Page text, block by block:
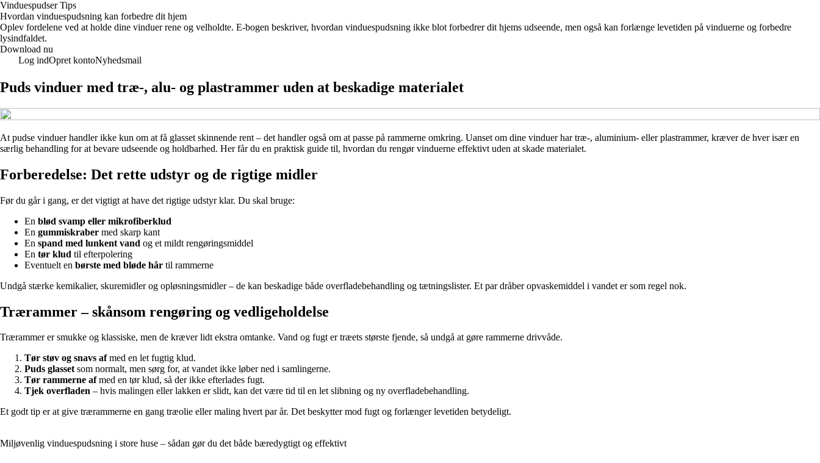
Vinduespudser Tips
Hvordan vinduespudsning kan forbedre dit hjem
Oplev fordelene ved at holde dine vinduer rene og velholdte. E-bogen beskriver, hvordan vinduespudsning ikke blot forbedrer dit hjems udseende, men også kan forlænge levetiden på vinduerne og forbedre
lysindfaldet.
Download nu
Log indOpret kontoNyhedsmail
Puds vinduer med træ-, alu- og plastrammer uden at beskadige materialet
At pudse vinduer handler ikke kun om at få glasset skinnende rent – det handler også om at passe på rammerne omkring. Uanset om dine vinduer har træ-, aluminium- eller plastrammer, kræver de hver især en
særlig behandling for at bevare udseende og holdbarhed. Her får du en praktisk guide til, hvordan du rengør vinduerne effektivt uden at skade materialet.
Forberedelse: Det rette udstyr og de rigtige midler
Før du går i gang, er det vigtigt at have det rigtige udstyr klar. Du skal bruge:
En blød svamp eller mikrofiberklud
En gummiskraber med skarp kant
En spand med lunkent vand og et mildt rengøringsmiddel
En tør klud til efterpolering
Eventuelt en børste med bløde hår til rammerne
Undgå stærke kemikalier, skuremidler og opløsningsmidler – de kan beskadige både overfladebehandling og tætningslister. Et par dråber opvaskemiddel i vandet er som regel nok.
Trærammer – skånsom rengøring og vedligeholdelse
Trærammer er smukke og klassiske, men de kræver lidt ekstra omtanke. Vand og fugt er træets største fjende, så undgå at gøre rammerne drivvåde.
Tør støv og snavs afmed en let fugtig klud.
Puds glassetsom normalt, men sørg for, at vandet ikke løber ned i samlingerne.
Tør rammerne afmed en tør klud, så der ikke efterlades fugt.
Tjek overfladen – hvis malingen eller lakken er slidt, kan det være tid til en let slibning og ny overfladebehandling.
Et godt tip er at give trærammerne en gang træolie eller maling hvert par år. Det beskytter mod fugt og forlænger levetiden betydeligt.
Miljøvenlig vinduespudsning i store huse – sådan gør du det både bæredygtigt og effektivt